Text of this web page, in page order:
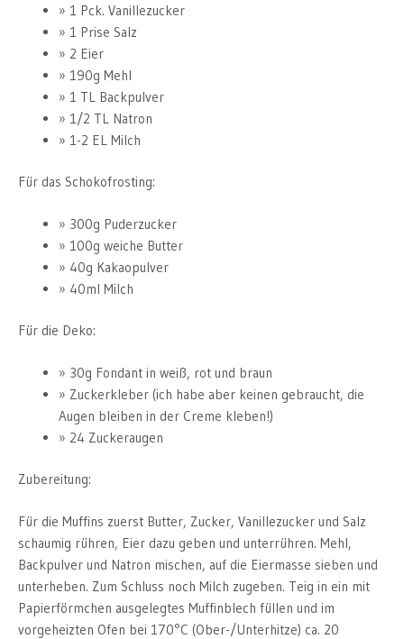
1 Pck. Vanillezucker
1 Prise Salz
2 Eier
190g Mehl
1 TL Backpulver
1/2 TL Natron
1-2 EL Milch
Für das Schokofrosting:
300g Puderzucker
100g weiche Butter
40g Kakaopulver
40ml Milch
Für die Deko:
30g Fondant in weiß, rot und braun
Zuckerkleber (ich habe aber keinen gebraucht, die
Augen bleiben in der Creme kleben!)
24 Zuckeraugen
Zubereitung:
Für die Muffins zuerst Butter, Zucker, Vanillezucker und Salz
schaumig rühren, Eier dazu geben und unterrühren. Mehl,
Backpulver und Natron mischen, auf die Eiermasse sieben und
unterheben. Zum Schluss noch Milch zugeben. Teig in ein mit
Papierförmchen ausgelegtes Muffinblech füllen und im
vorgeheizten Ofen bei 170°C (Ober-/Unterhitze) ca. 20